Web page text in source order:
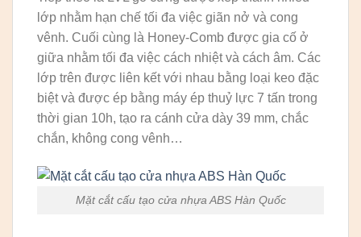
lớp nhằm hạn chế tối đa việc giãn nở và cong
vênh. Cuối cùng là Honey-Comb được gia cố ở
giữa nhằm tối đa việc cách nhiệt và cách âm. Các
lớp trên được liên kết với nhau bằng loại keo đặc
biệt và được ép bằng máy ép thuỷ lực 7 tấn trong
thời gian 10h, tạo ra cánh cửa dày 39 mm, chắc
chắn, không cong vênh…
Mặt cắt cấu tạo cửa nhựa ABS Hàn Quốc